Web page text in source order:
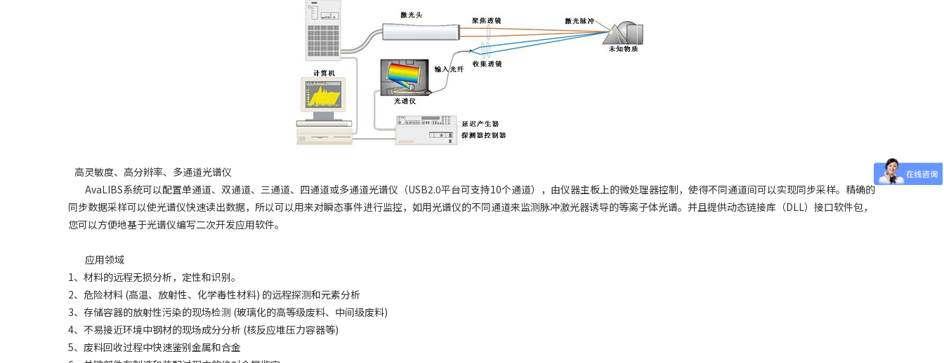
高灵敏度、高分辨率、多通道光谱仪
AvaLIBS系统可以配置单通道、双通道、三通道、四通道或多通道光谱仪（USB2.0平台可支持10个通道），由仪器主板上的微处理器控制，使得不同通道间可以实现同步采样。精确的
同步数据采样可以使光谱仪快速读出数据，所以可以用来对瞬态事件进行监控，如用光谱仪的不同通道来监测脉冲激光器诱导的等离子体光谱。并且提供动态链接库（DLL）接口软件包，
您可以方便地基于光谱仪编写二次开发应用软件。
应用领域
1、材料的远程无损分析，定性和识别。
2、危险材料 (高温、放射性、化学毒性材料) 的远程探测和元素分析
3、存储容器的放射性污染的现场检测 (玻璃化的高等级废料、中间级废料)
4、不易接近环境中钢材的现场成分分析 (核反应堆压力容器等)
5、废料回收过程中快速鉴别金属和合金